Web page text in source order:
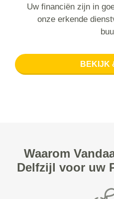
Uw financiën zijn in
onze erkende
BEKIJK
Waarom
Delfzijl voor uw